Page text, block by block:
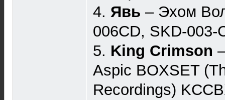
4. Явь – Эхом
006CD, SKD-003-
5. King Crimson
Aspic BOXSET
Recordings)